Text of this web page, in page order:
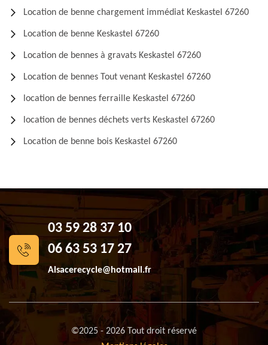
Location de benne chargement immédiat Keskastel 67260
Location de benne Keskastel 67260
Location de bennes à gravats Keskastel 67260
Location de bennes Tout venant Keskastel 67260
location de bennes ferraille Keskastel 67260
location de bennes déchets verts Keskastel 67260
Location de benne bois Keskastel 67260
03 59 28 37 10
06 63 53 17 27
Alsacerecycle@hotmail.fr
©2025 - 2026 Tout droit réservé